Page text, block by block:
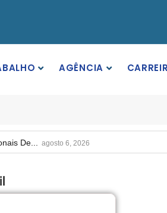
AGÊNCIA
De... agosto 6, 2026
Federais...